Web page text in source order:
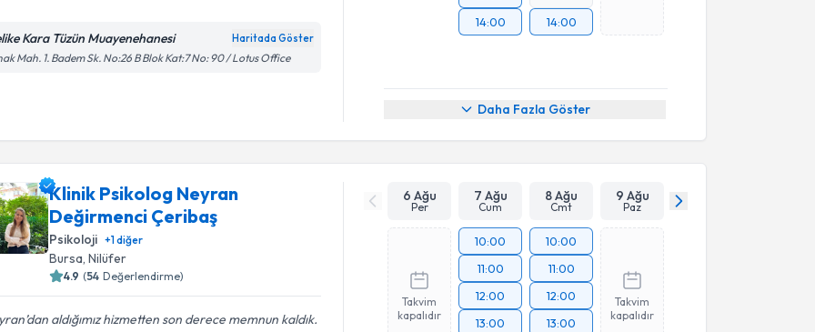
Kara Tüzün Muayenehanesi Haritada Göster
Mah. 1. Badem Sk. No:26 B Blok Kat:7 No: 90 / Lotus Office
14:00
14:00
Daha Fazla Göster
Klinik Psikolog Neyran
Değirmenci Çeribaş
Psikoloji +1diğer
Bursa, Nilüfer
4.9 (54 Değerlendirme)
aldığımız hizmetten son derece memnun kaldık.
6 Ağu
Per
7 Ağu
Cum
8 Ağu
Cmt
9 Ağu
Paz
Takvim
kapalıdır
10:00
11:00
12:00
13:00
10:00
11:00
12:00
13:00
Takvim
kapalıdır